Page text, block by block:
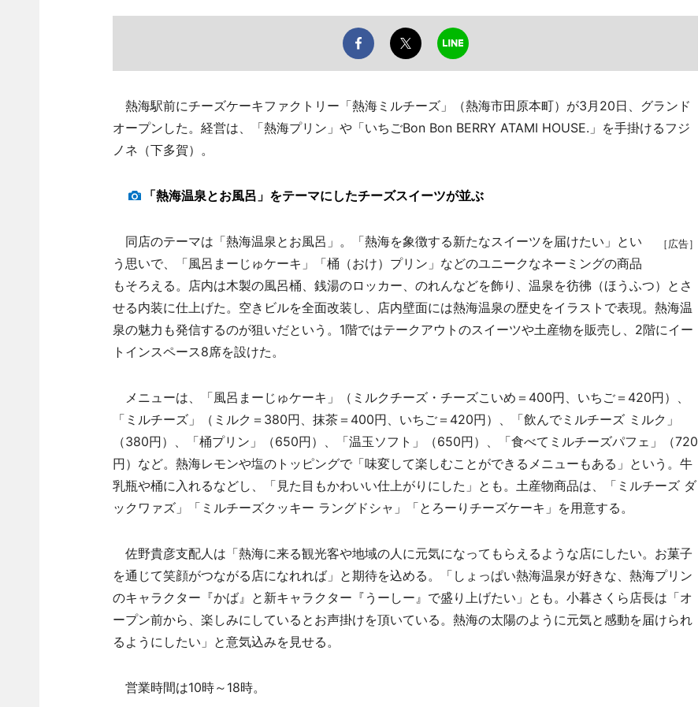
熱海駅前にチーズケーキファクトリー「熱海ミルチーズ」（熱海市田原本町）が3月20日、グランド
オープンした。経営は、「熱海プリン」や「いちごBon Bon BERRY ATAMI HOUSE.」を手掛けるフジ
ノネ（下多賀）。
「熱海温泉とお風呂」をテーマにしたチーズスイーツが並ぶ
［広告］
同店のテーマは「熱海温泉とお風呂」。「熱海を象徴する新たなスイーツを届けたい」とい
う思いで、「風呂まーじゅケーキ」「桶（おけ）プリン」などのユニークなネーミングの商品
もそろえる。店内は木製の風呂桶、銭湯のロッカー、のれんなどを飾り、温泉を彷彿（ほうふつ）とさ
せる内装に仕上げた。空きビルを全面改装し、店内壁面には熱海温泉の歴史をイラストで表現。熱海温
泉の魅力も発信するのが狙いだという。1階ではテークアウトのスイーツや土産物を販売し、2階にイー
トインスペース8席を設けた。
メニューは、「風呂まーじゅケーキ」（ミルクチーズ・チーズこいめ＝400円、いちご＝420円）、
「ミルチーズ」（ミルク＝380円、抹茶＝400円、いちご＝420円）、「飲んでミルチーズ ミルク」
（380円）、「桶プリン」（650円）、「温玉ソフト」（650円）、「食べてミルチーズパフェ」（720
円）など。熱海レモンや塩のトッピングで「味変して楽しむことができるメニューもある」という。牛
乳瓶や桶に入れるなどし、「見た目もかわいい仕上がりにした」とも。土産物商品は、「ミルチーズ ダ
ックワァズ」「ミルチーズクッキー ラングドシャ」「とろーりチーズケーキ」を用意する。
佐野貴彦支配人は「熱海に来る観光客や地域の人に元気になってもらえるような店にしたい。お菓子
を通じて笑顔がつながる店になれれば」と期待を込める。「しょっぱい熱海温泉が好きな、熱海プリン
のキャラクター『かば』と新キャラクター『うーしー』で盛り上げたい」とも。小暮さくら店長は「オ
ープン前から、楽しみにしているとお声掛けを頂いている。熱海の太陽のように元気と感動を届けられ
るようにしたい」と意気込みを見せる。
営業時間は10時～18時。